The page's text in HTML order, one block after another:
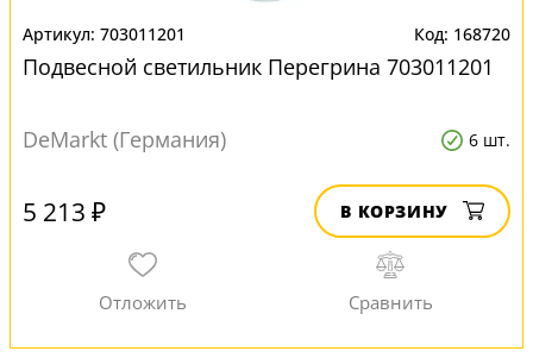
703011201 168720
Подвесной светильник Перегрина 703011201
DeMarkt (Германия) 6 шт.
5 213 ₽ В КОРЗИНУ